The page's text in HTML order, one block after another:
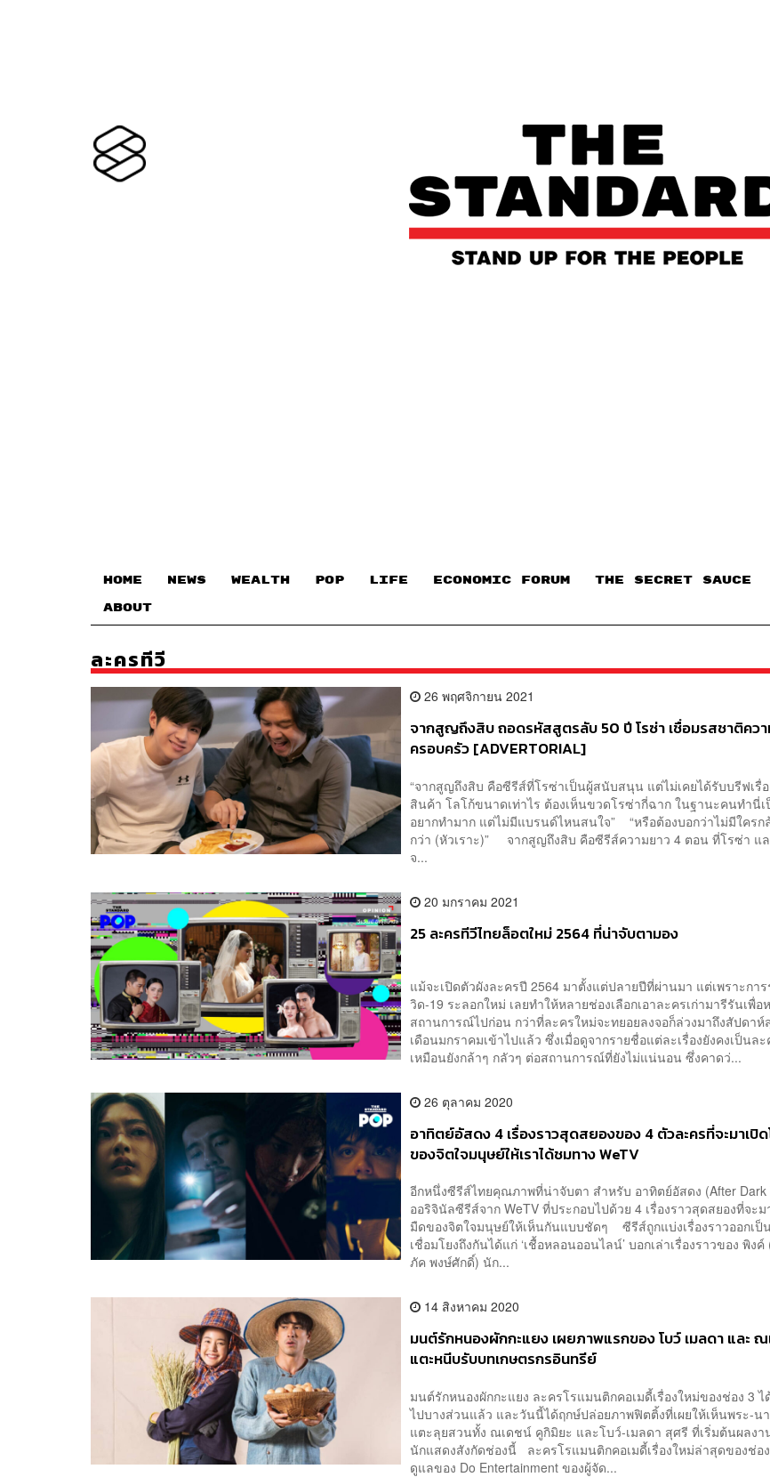
HOME NEWS WEALTH POP LIFE ECONOMIC FORUM THE SECRET SAUCE​
ABOUT
ละครทีวี
26 พฤศจิกายน 2021
จากสูญถึงสิบ ถอดรหัสสูตรลับ 50 ปี โรซ่า เชื่อมรสชาติคว
ครอบครัว [ADVERTORIAL]
“จากสูญถึงสิบ คือซีรีส์ที่โรซ่าเป็นผู้สนับสนุน แต่ไม่เคยได้รับบรีฟเรื่
สินค้า โลโก้ขนาดเท่าไร ต้องเห็นขวดโรซ่ากี่ฉาก ในฐานะคนทำนี่เ
อยากทำมาก แต่ไม่มีแบรนด์ไหนสนใจ” “หรือต้องบอกว่าไม่มีใคร
กว่า (หัวเราะ)” จากสูญถึงสิบ คือซีรีส์ความยาว 4 ตอน ที่โรซ่า แ
จ...
20 มกราคม 2021
25 ละครทีวีไทยล็อตใหม่ 2564 ที่น่าจับตามอง
แม้จะเปิดตัวผังละครปี 2564 มาตั้งแต่ปลายปีที่ผ่านมา แต่เพราะกา
วิด-19 ระลอกใหม่ เลยทำให้หลายช่องเลือกเอาละครเก่ามารีรันเพื่อ
สถานการณ์ไปก่อน กว่าที่ละครใหม่จะทยอยลงจอก็ล่วงมาถึงสัปดาห์
เดือนมกราคมเข้าไปแล้ว ซึ่งเมื่อดูจากรายชื่อแต่ละเรื่องยังคงเป็นล
เหมือนยังกล้าๆ กลัวๆ ต่อสถานการณ์ที่ยังไม่แน่นอน ซึ่งคาดว่...
26 ตุลาคม 2020
อาทิตย์อัสดง 4 เรื่องราวสุดสยองของ 4 ตัวละครที่จะมาเปิ
ของจิตใจมนุษย์ให้เราได้ชมทาง WeTV
อีกหนึ่งซีรีส์ไทยคุณภาพที่น่าจับตา สำหรับ อาทิตย์อัสดง (After Dark
ออริจินัลซีรีส์จาก WeTV ที่ประกอบไปด้วย 4 เรื่องราวสุดสยองที่จะ
มืดของจิตใจมนุษย์ให้เห็นกันแบบชัดๆ ซีรีส์ถูกแบ่งเรื่องราวออกเป็
เชื่อมโยงถึงกันได้แก่ ‘เชื้อหลอนออนไลน์’ บอกเล่าเรื่องราวของ พิง
ภัค พงษ์ศักดิ์) นัก...
14 สิงหาคม 2020
มนต์รักหนองผักกะแยง เผยภาพแรกของ โบว์ เมลดา และ
แตะหนีบรับบทเกษตรกรอินทรีย์
มนต์รักหนองผักกะแยง ละครโรแมนติกคอเมดี้เรื่องใหม่ของช่อง 3 ไ
ไปบางส่วนแล้ว และวันนี้ได้ฤกษ์ปล่อยภาพฟิตติ้งที่เผยให้เห็นพระ-น
แตะลุยสวนทั้ง ณเดชน์ คูกิมิยะ และโบว์-เมลดา สุศรี ที่เริ่มต้นผลงา
นักแสดงสังกัดช่องนี้ ละครโรแมนติกคอเมดี้เรื่องใหม่ล่าสุดของช่อ
ดูแลของ Do Entertainment ของผู้จัด...